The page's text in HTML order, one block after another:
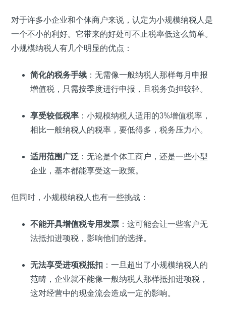
对于许多小企业和个体商户来说，认定为小规模纳税人是
一个不小的利好。它带来的好处可不止税率低这么简单。
小规模纳税人有几个明显的优点：
简化的税务手续 ：无需像一般纳税人那样每月申报
增值税，只需按季度进行申报，且税务负担较轻。
享受较低税率 ：小规模纳税人适用的3%增值税率，
相比一般纳税人的税率，要低得多，税务压力小。
适用范围广泛 ：无论是个体工商户，还是一些小型
企业，基本都能享受这一政策。
但同时，小规模纳税人也有一些挑战：
不能开具增值税专用发票 ：这可能会让一些客户无
法抵扣进项税，影响他们的选择。
无法享受进项税抵扣 ：一旦超出了小规模纳税人的
范畴，企业就不能像一般纳税人那样抵扣进项税，
这对经营中的现金流会造成一定的影响。